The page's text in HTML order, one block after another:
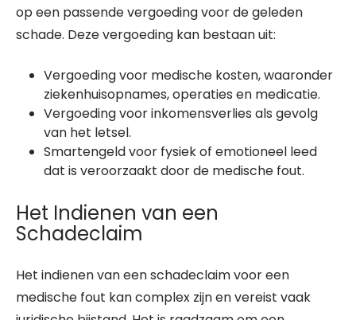
op een passende vergoeding voor de geleden
schade. Deze vergoeding kan bestaan uit:
Vergoeding voor medische kosten, waaronder
ziekenhuisopnames, operaties en medicatie.
Vergoeding voor inkomensverlies als gevolg
van het letsel.
Smartengeld voor fysiek of emotioneel leed
dat is veroorzaakt door de medische fout.
Het Indienen van een
Schadeclaim
Het indienen van een schadeclaim voor een
medische fout kan complex zijn en vereist vaak